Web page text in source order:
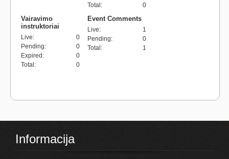
Total : 0
Vairavimo
instruktoriai
Live:
0
Pending:
0
Expired :
0
Total : 0
Event Comments
Live:
1
Pending:
0
Total : 1
Informacija